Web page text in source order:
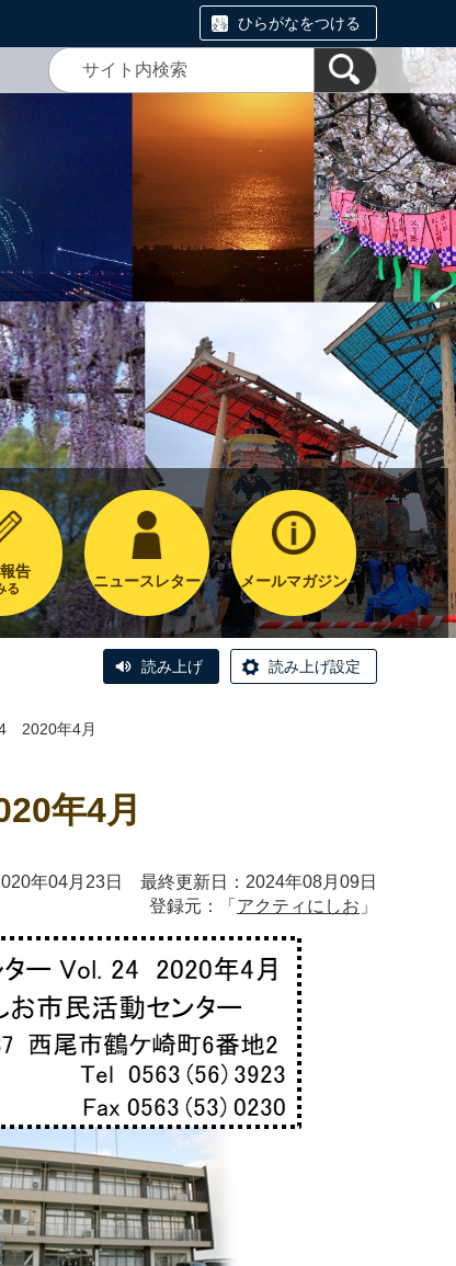
ひらがなをつける
告
る ニュースレター メールマガジン
読み上げ 読み上げ設定
2020年4月
年4月
年04月23日 最終更新日：2024年08月09日
登録元：「 アクティにしお 」